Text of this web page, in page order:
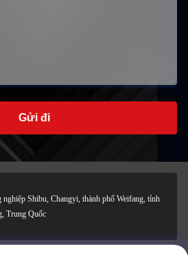
Gửi đi
nghiệp Shibu, Changyi, thành phố Weifang, tỉnh
Trung Quốc